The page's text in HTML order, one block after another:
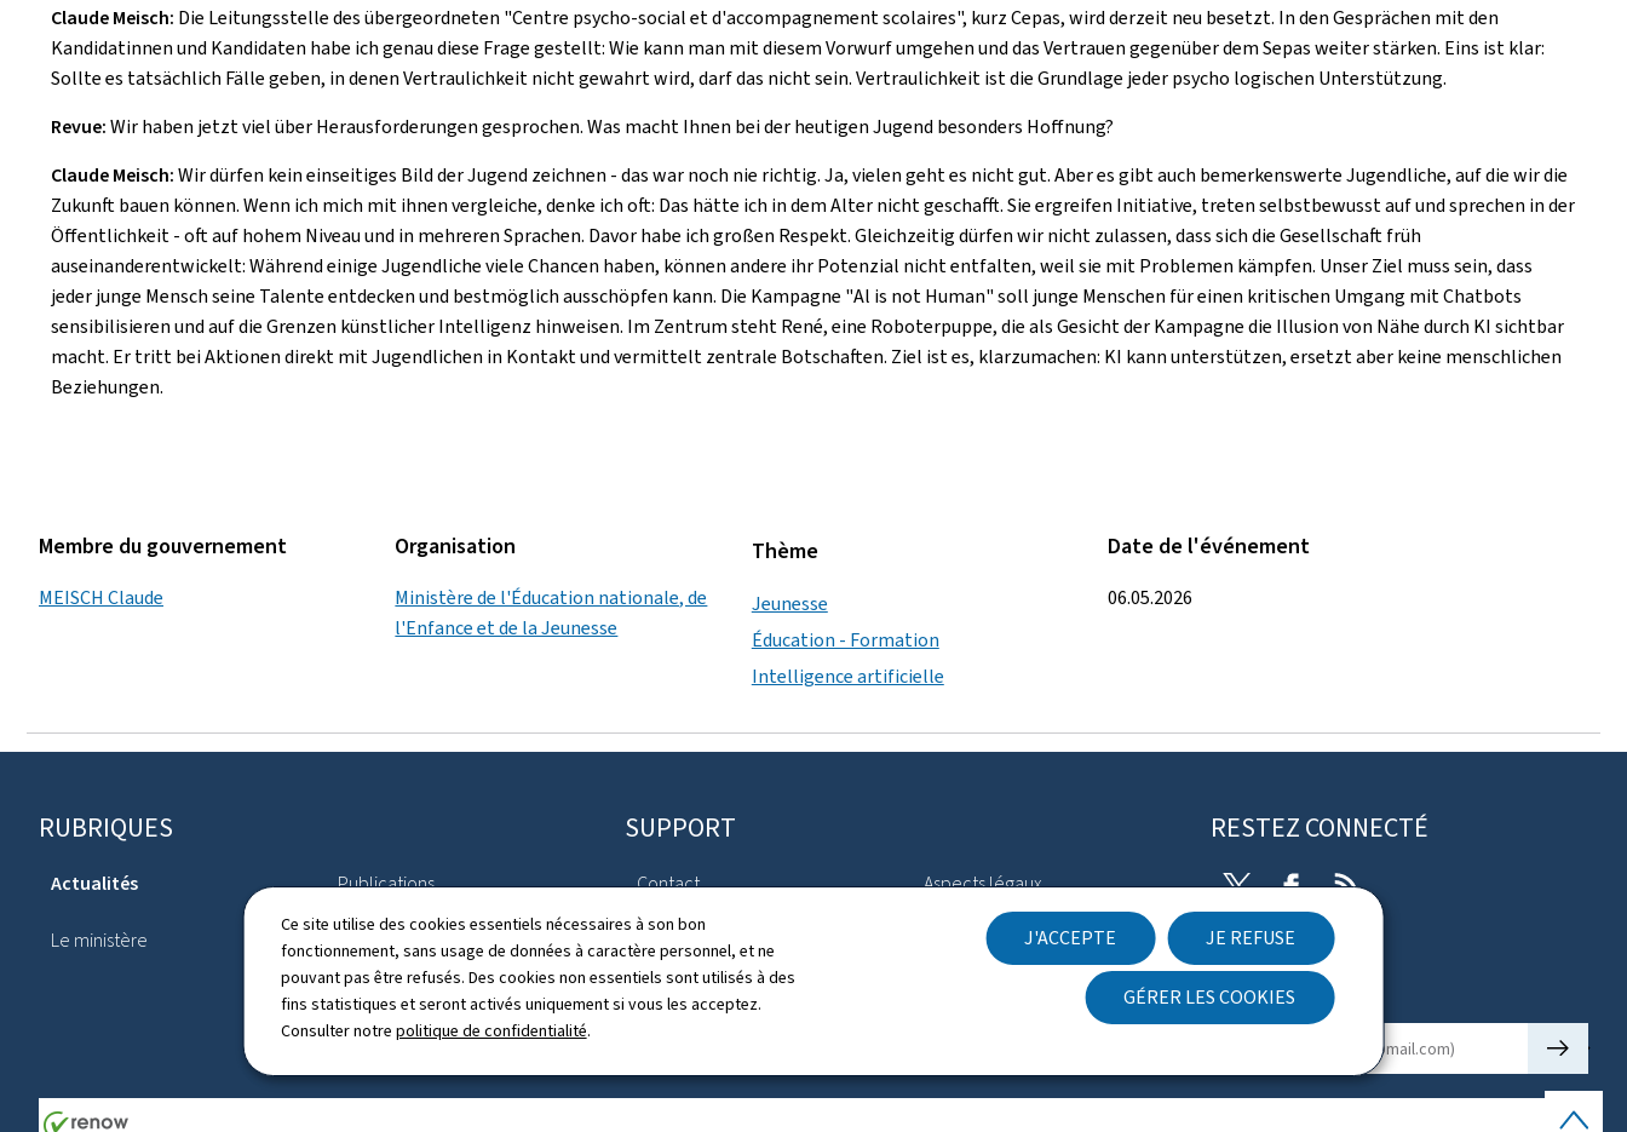
Ce site utilise des cookies essentiels nécessaires à son bon
fonctionnement, sans usage de données à caractère personnel, et ne
pouvant pas être refusés. Des cookies non essentiels sont utilisés à des
fins statistiques et seront activés uniquement si vous les acceptez.
Consulter notre politique de confidentialité.
J'ACCEPTE JE REFUSE
GÉRER LES COOKIES
Claude Meisch: Die Leitungsstelle des übergeordneten "Centre psycho-social et d'accompagnement scolaires", kurz Cepas, wird derzeit neu besetzt. In den Gesprächen mit den
Kandidatinnen und Kandidaten habe ich genau diese Frage gestellt: Wie kann man mit diesem Vorwurf umgehen und das Vertrauen gegenüber dem Sepas weiter stärken. Eins ist klar:
Sollte es tatsächlich Fälle geben, in denen Vertraulichkeit nicht gewahrt wird, darf das nicht sein. Vertraulichkeit ist die Grundlage jeder psycho logischen Unterstützung.
Revue:Wir haben jetzt viel über Herausforderungen gesprochen. Was macht Ihnen bei der heutigen Jugend besonders Hoffnung?
Claude Meisch:Wir dürfen kein einseitiges Bild der Jugend zeichnen - das war noch nie richtig. Ja, vielen geht es nicht gut. Aber es gibt auch bemerkenswerte Jugendliche, auf die wir die
Zukunft bauen können. Wenn ich mich mit ihnen vergleiche, denke ich oft: Das hätte ich in dem Alter nicht geschafft. Sie ergreifen Initiative, treten selbstbewusst auf und sprechen in der
Öffentlichkeit - oft auf hohem Niveau und in mehreren Sprachen. Davor habe ich großen Respekt. Gleichzeitig dürfen wir nicht zulassen, dass sich die Gesellschaft früh
auseinanderentwickelt: Während einige Jugendliche viele Chancen haben, können andere ihr Potenzial nicht entfalten, weil sie mit Problemen kämpfen. Unser Ziel muss sein, dass
jeder junge Mensch seine Talente entdecken und bestmöglich ausschöpfen kann. Die Kampagne "Al is not Human" soll junge Menschen für einen kritischen Umgang mit Chatbots
sensibilisieren und auf die Grenzen künstlicher Intelligenz hinweisen. Im Zentrum steht René, eine Roboterpuppe, die als Gesicht der Kampagne die Illusion von Nähe durch KI sichtbar
macht. Er tritt bei Aktionen direkt mit Jugendlichen in Kontakt und vermittelt zentrale Botschaften. Ziel ist es, klarzumachen: KI kann unterstützen, ersetzt aber keine menschlichen
Beziehungen.
Membre du gouvernement
MEISCH Claude
Organisation
Ministère de l'Éducation nationale, de
l'Enfance et de la Jeunesse
Thème
Jeunesse
Éducation - Formation
Intelligence artificielle
Date de l'événement
06.05.2026
Pied
de
RUBRIQUES
Actualités
Le ministère
Publications
Annuaire
SUPPORT
Contact
Plan du site
À propos du site
Aspects légaux
Déclaration d'accessibilité
RESTEZ CONNECTÉ
TwitterFacebook
RSS
Newsletter
🡒
Haut